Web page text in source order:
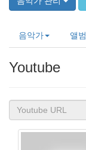
음악가 앨범
Youtube